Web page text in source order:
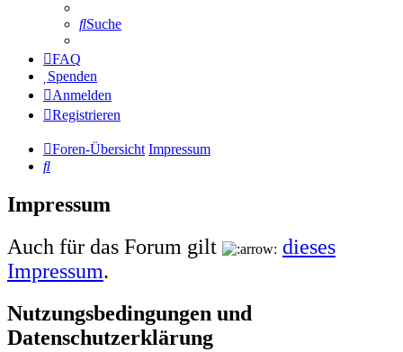
Suche
FAQ
Spenden
Anmelden
Registrieren
Foren-Übersicht Impressum
Suche
Impressum
Auch für das Forum gilt
dieses
Impressum.
Nutzungsbedingungen und
Datenschutzerklärung